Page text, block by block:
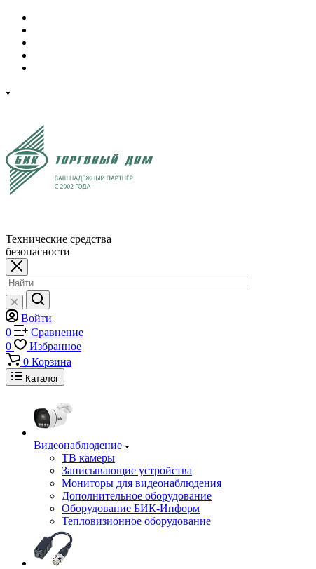
Технические средства
безопасности
Войти
0
Сравнение
0
Избранное
0 Корзина
Каталог
Видеонаблюдение
ТВ камеры
Записывающие устройства
Мониторы для видеонаблюдения
Дополнительное оборудование
Оборудование БИК-Информ
Тепловизионное оборудование